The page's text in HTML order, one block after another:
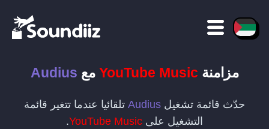
مزامنة YouTube Music مع Audius
حدّث قائمة تشغيل Audius تلقائيا عندما تتغير قائمة
التشغيل على YouTube Music
.